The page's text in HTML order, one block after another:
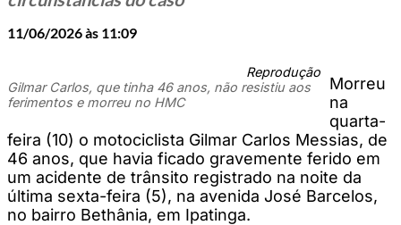
11/06/2026 às 11:09
Reprodução
Gilmar Carlos, que tinha 46 anos, não resistiu aos
ferimentos e morreu no HMC
Morreu
na
quarta-
feira (10) o motociclista Gilmar Carlos Messias, de
46 anos, que havia ficado gravemente ferido em
um acidente de trânsito registrado na noite da
última sexta-feira (5), na avenida José Barcelos,
no bairro Bethânia, em Ipatinga.